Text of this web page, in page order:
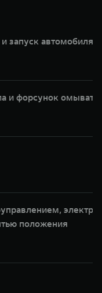
запуск автомобиля
и форсунок
положения